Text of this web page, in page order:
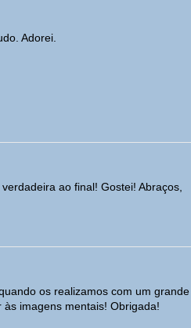
Adorei.
ao final! Gostei! Abraços,
os realizamos com um grande
imagens mentais! Obrigada!